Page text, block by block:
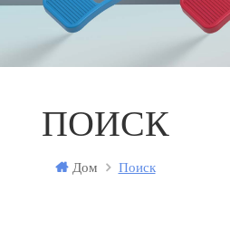
ПОИСК
Дом Поиск